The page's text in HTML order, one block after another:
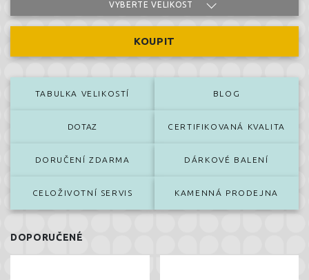
VYBERTE VELIKOST
KOUPIT
TABULKA VELIKOSTÍ BLOG
DOTAZ CERTIFIKOVANÁ KVALITA
DORUČENÍ ZDARMA DÁRKOVÉ BALENÍ
CELOŽIVOTNÍ SERVIS KAMENNÁ PRODEJNA
DOPORUČENÉ